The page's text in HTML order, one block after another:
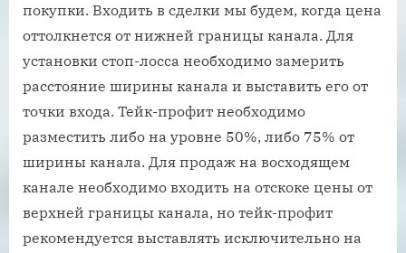
покупки. Входить в сделки мы будем, когда цена
оттолкнется от нижней границы канала. Для
установки стоп-лосса необходимо замерить
расстояние ширины канала и выставить его от
точки входа. Тейк-профит необходимо
разместить либо на уровне 50%, либо 75% от
ширины канала. Для продаж на восходящем
канале необходимо входить на отскоке цены от
верхней границы канала, но тейк-профит
рекомендуется выставлять исключительно на